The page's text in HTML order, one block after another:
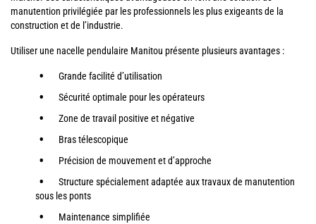
manutention privilégiée par les professionnels les plus exigeants de la
construction et de l’industrie.
Utiliser une nacelle pendulaire Manitou présente plusieurs avantages :
Grande facilité d’utilisation
Sécurité optimale pour les opérateurs
Zone de travail positive et négative
Bras télescopique
Précision de mouvement et d’approche
Structure spécialement adaptée aux travaux de manutention
sous les ponts
Maintenance simplifiée